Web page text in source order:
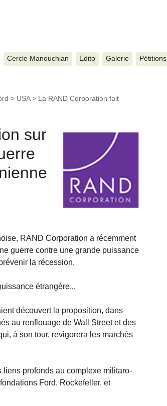
Cercle Manouchian Edito Galerie Pétitions
> USA> La RAND Corporation fait
sur
RAND Corporation a récemment
guerre contre une grande puissance
la récession.
étrangère...
découvert la proposition, dans
au renflouage de Wall Street et des
à son tour, revigorera les marchés
profonds au complexe militaro-
Ford, Rockefeller, et